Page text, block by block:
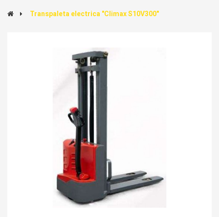
Transpaleta electrica "Climax S10V300"